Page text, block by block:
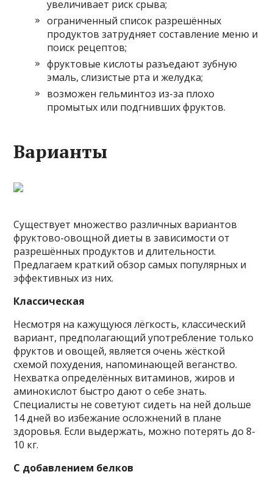
увеличивает риск срыва;
ограниченный список разрешённых
продуктов затрудняет составление меню и
поиск рецептов;
фруктовые кислоты разъедают зубную
эмаль, слизистые рта и желудка;
возможен гельминтоз из-за плохо
промытых или подгнивших фруктов.
Варианты
Существует множество различных вариантов
фруктово-овощной диеты в зависимости от
разрешённых продуктов и длительности.
Предлагаем краткий обзор самых популярных и
эффективных из них.
Классическая
Несмотря на кажущуюся лёгкость, классический
вариант, предполагающий употребление только
фруктов и овощей, является очень жёсткой
схемой похудения, напоминающей веганство.
Нехватка определённых витаминов, жиров и
аминокислот быстро дают о себе знать.
Специалисты не советуют сидеть на ней дольше
14 дней во избежание осложнений в плане
здоровья. Если выдержать, можно потерять до 8-
10 кг.
С добавлением белков